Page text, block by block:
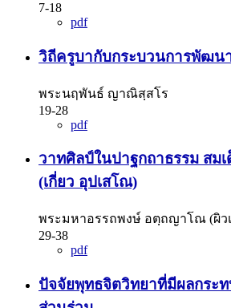
7-18
pdf
วิถีครูบากับกระบวนการพัฒน
พระนฤพันธ์ ญาณิสฺสโร
19-28
pdf
วาทศิลป์ในปาฐกถาธรรม สม
(เกี่ยว อุปเสโณ)
พระมหาอรรถพงษ์ อตฺถญาโณ (ผิว
29-38
pdf
ปัจจัยพุทธจิตวิทยาที่มีผลกระ